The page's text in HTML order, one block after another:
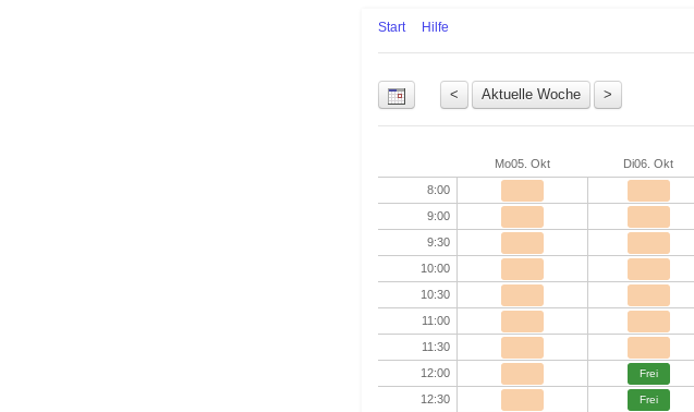
Start Hilfe
Mo05. Okt Di06. Okt
8:00
9:00
9:30
10:00
10:30
11:00
11:30
12:00
Frei
12:30 Frei